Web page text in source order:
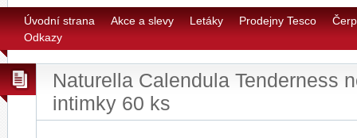
Úvodní strana Akce a slevy Letáky Prodejny Tesco
Odkazy
Naturella Calendula Tenderness
intimky 60 ks